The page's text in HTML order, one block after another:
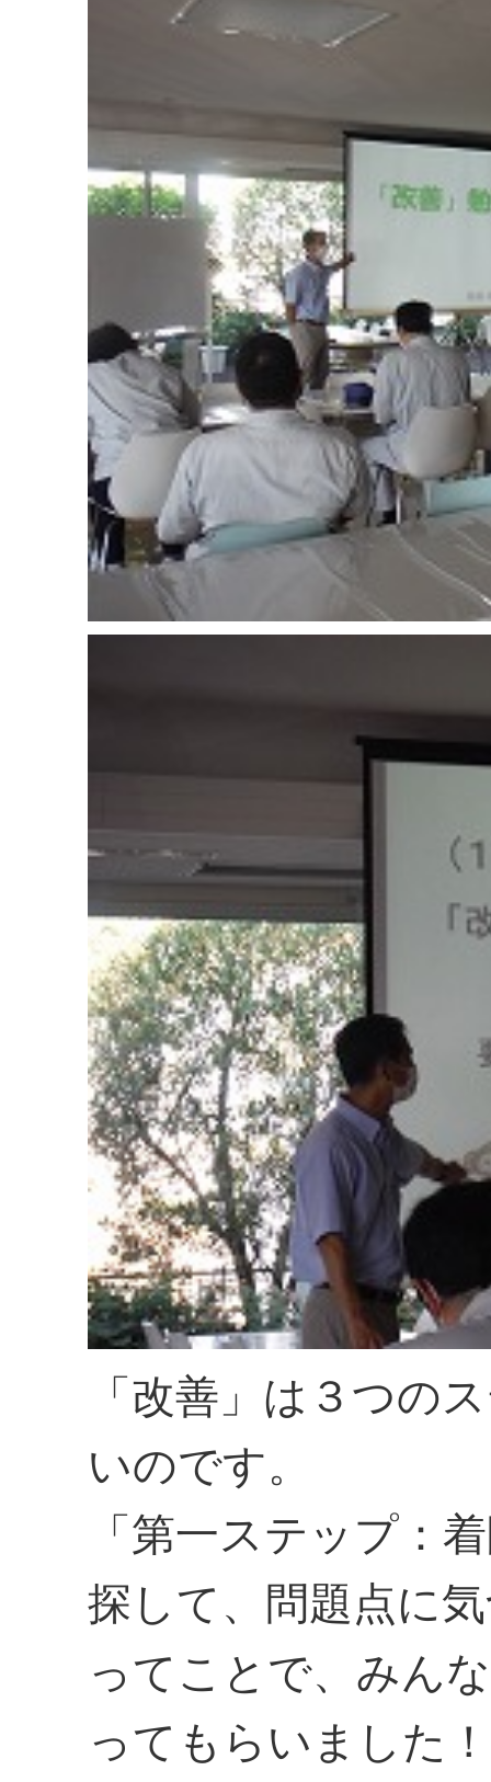
「改善」は３つの
いのです。
「第一ステップ：
探して、問題点に
ってことで、みん
ってもらいました！